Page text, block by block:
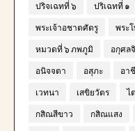
ปริจเฉทที่ ๖ ปริเฉทที่ ๑
พระเจ้าอชาตศัตรู พระ
หมวดที่ ๖ ภพภูมิ อกุศล
อนิจจตา อสุภะ อา
เวทนา เสขิยวัตร ไ
กสิณสีขาว กสิณแสง